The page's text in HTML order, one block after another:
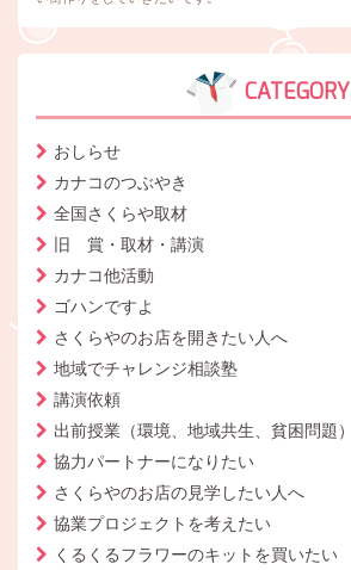
CATEGORY
おしらせ
カナコのつぶやき
全国さくらや取材
旧 賞・取材・講演
カナコ他活動
ゴハンですよ
さくらやのお店を開きたい人へ
地域でチャレンジ相談塾
講演依頼
出前授業（環境、地域共生、貧困問題）
協力パートナーになりたい
さくらやのお店の見学したい人へ
協業プロジェクトを考えたい
くるくるフラワーのキットを買いたい